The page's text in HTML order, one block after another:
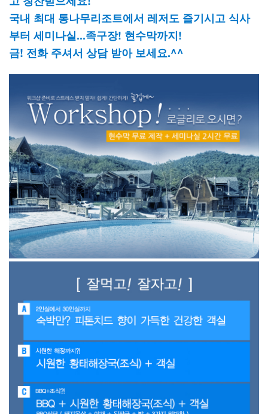
국내 최대 통나무리조트에서 레저도 즐기시고 식사
부터 세미나실...족구장! 현수막까지!
금! 전화 주셔서 상담 받아 보세요.^^